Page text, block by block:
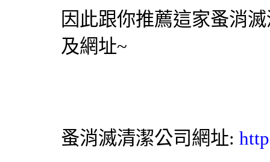
因此跟你推薦這家蚤消滅
及網址~
蚤消滅清潔公司網址: